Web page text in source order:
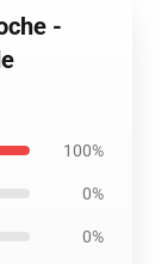
-
100%
0%
0%